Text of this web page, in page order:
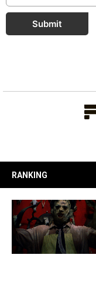
Submit
RANKING